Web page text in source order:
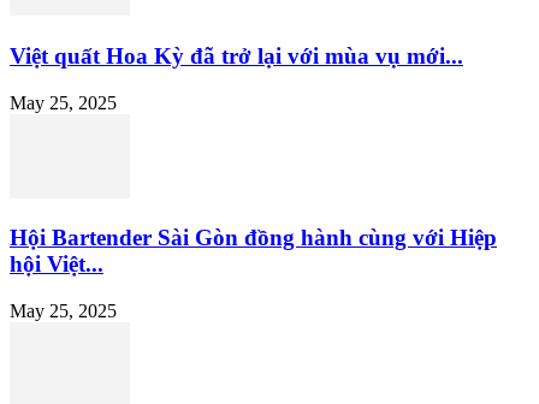
Việt quất Hoa Kỳ đã trở lại với mùa vụ mới...
May 25, 2025
Hội Bartender Sài Gòn đồng hành cùng với Hiệp
hội Việt...
May 25, 2025